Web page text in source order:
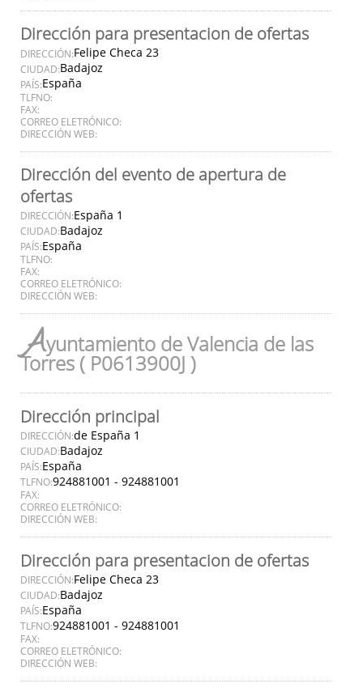
Dirección para presentacion de ofertas
DIRECCIÓN:Felipe Checa 23
CIUDAD:Badajoz
PAÍS:España
TLFNO:
FAX:
CORREO ELETRÓNICO:
DIRECCIÓN WEB:
Dirección del evento de apertura de
ofertas
DIRECCIÓN:España 1
CIUDAD:Badajoz
PAÍS:España
TLFNO:
FAX:
CORREO ELETRÓNICO:
DIRECCIÓN WEB:
Ayuntamiento de Valencia de las
Torres ( P0613900J )
Dirección principal
DIRECCIÓN:de España 1
CIUDAD:Badajoz
PAÍS:España
TLFNO:924881001 - 924881001
FAX:
CORREO ELETRÓNICO:
DIRECCIÓN WEB:
Dirección para presentacion de ofertas
DIRECCIÓN:Felipe Checa 23
CIUDAD:Badajoz
PAÍS:España
TLFNO:924881001 - 924881001
FAX:
CORREO ELETRÓNICO:
DIRECCIÓN WEB: